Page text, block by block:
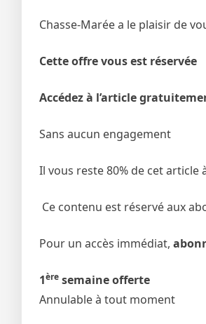
Chasse-Marée a le plaisir de
Cette offre vous est réservée
Accédez à l’article
Sans aucun engagement
Il vous reste 80% de cet article
Ce contenu est réservé aux
Pour un accès immédiat,
1ère semaine offerte
Annulable à tout moment